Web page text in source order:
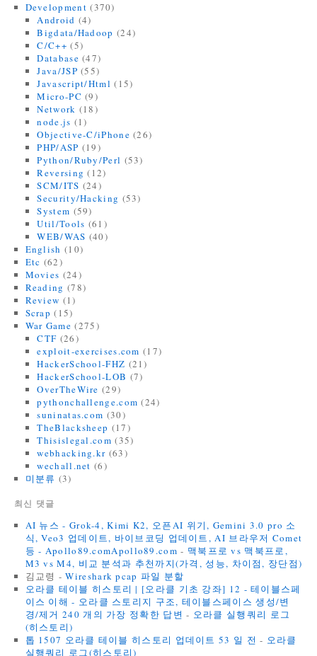
Development (370)
Android (4)
Bigdata/Hadoop (24)
C/C++ (5)
Database (47)
Java/JSP (55)
Javascript/Html (15)
Micro-PC (9)
Network (18)
node.js (1)
Objective-C/iPhone (26)
PHP/ASP (19)
Python/Ruby/Perl (53)
Reversing (12)
SCM/ITS (24)
Security/Hacking (53)
System (59)
Util/Tools (61)
WEB/WAS (40)
English (10)
Etc (62)
Movies (24)
Reading (78)
Review (1)
Scrap (15)
War Game (275)
CTF (26)
exploit-exercises.com (17)
HackerSchool-FHZ (21)
HackerSchool-LOB (7)
OverTheWire (29)
pythonchallenge.com (24)
suninatas.com (30)
TheBlacksheep (17)
Thisislegal.com (35)
webhacking.kr (63)
wechall.net (6)
미분류 (3)
최신 댓글
AI 뉴스 - Grok-4, Kimi K2, 오픈AI 위기, Gemini 3.0 pro 소
식, Veo3 업데이트, 바이브코딩 업데이트, AI 브라우저 Comet
등 - Apollo89.comApollo89.com - 맥북프로 vs 맥북프로,
M3 vs M4, 비교 분석과 추천까지(가격, 성능, 차이점, 장단점)
김교령 -Wireshark pcap 파일 분할
오라클 테이블 히스토리 | [오라클 기초 강좌] 12 - 테이블스페
이스 이해 - 오라클 스토리지 구조, 테이블스페이스 생성/변
경/제거 240 개의 가장 정확한 답변 - 오라클 실행쿼리 로그
(히스토리)
톱 1507 오라클 테이블 히스토리 업데이트 53 일 전 - 오라클
실행쿼리 로그(히스토리)